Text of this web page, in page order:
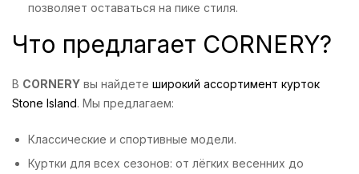
позволяет оставаться на пике стиля.
Что предлагает CORNERY?
В CORNERY вы найдете широкий ассортимент курток
Stone Island. Мы предлагаем:
Классические и спортивные модели.
Куртки для всех сезонов: от лёгких весенних до